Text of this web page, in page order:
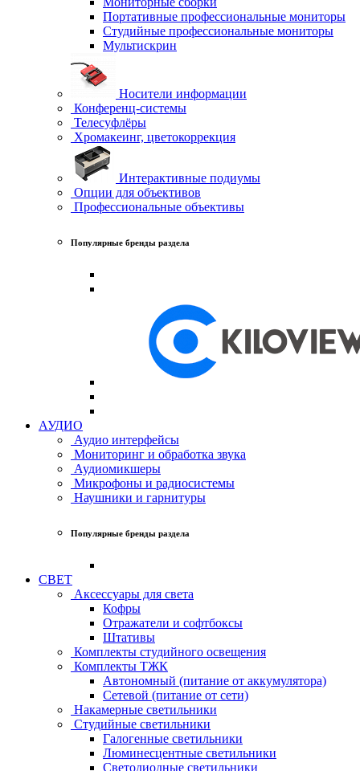
Портативные профессиональные мониторы
Студийные профессиональные мониторы
Мультискрин
Носители информации
Конференц-системы
Телесуфлёры
Хромакеинг, цветокоррекция
Интерактивные подиумы
Опции для объективов
Профессиональные объективы
Популярные бренды раздела
АУДИО
Аудио интерфейсы
Мониторинг и обработка звука
Аудиомикшеры
Микрофоны и радиосистемы
Наушники и гарнитуры
Популярные бренды раздела
СВЕТ
Аксессуары для света
Кофры
Отражатели и софтбоксы
Штативы
Комплекты студийного освещения
Комплекты ТЖК
Автономный (питание от аккумулятора)
Сетевой (питание от сети)
Накамерные светильники
Студийные светильники
Галогенные светильники
Люминесцентные светильники
Светодиодные светильники